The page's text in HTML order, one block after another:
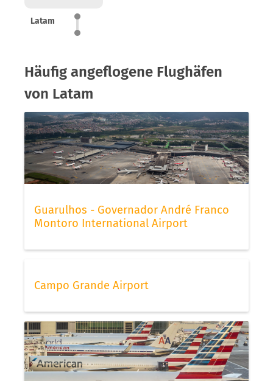
Latam
Häufig angeflogene Flughäfen
von Latam
Guarulhos - Governador André Franco
Montoro International Airport
Campo Grande Airport